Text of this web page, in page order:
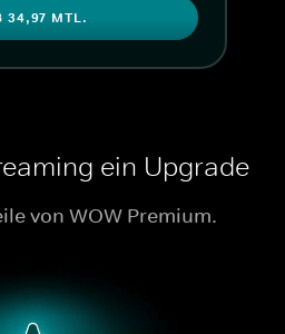
34,97 MTL.
ein Upgrade
von WOW Premium.